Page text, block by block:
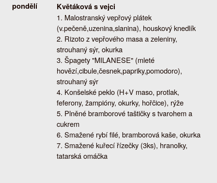
pondělí
Květáková s vejci
Malostranský vepřový plátek
(v.pečeně,uzenina,slanina), houskový knedlík
Rizoto z vepřového masa a zeleniny,
strouhaný sýr, okurka
Špagety "MILANESE" (mleté
hovězí,cibule,česnek,papriky,pomodoro),
strouhaný sýr
Konšelské peklo (H+V maso, protlak,
feferony, žampióny, okurky, hořčice), rýže
Plněné bramborové taštičky s tvarohem a
cukrem
Smažené rybí filé, bramborová kaše, okurka
Smažené kuřecí řízečky (3ks), hranolky,
tatarská omáčka